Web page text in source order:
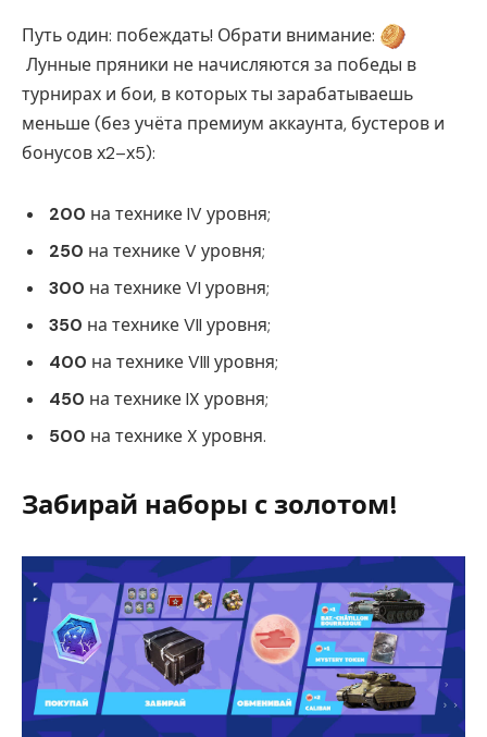
Путь один: побеждать! Обрати внимание:
Лунные пряники не начисляются за победы в
турнирах и бои, в которых ты зарабатываешь
меньше (без учёта премиум аккаунта, бустеров и
бонусов х2–х5):
200 на технике IV уровня;
250 на технике V уровня;
300 на технике VI уровня;
350 на технике VII уровня;
400 на технике VIII уровня;
450 на технике IX уровня;
500 на технике X уровня.
Забирай наборы с золотом!